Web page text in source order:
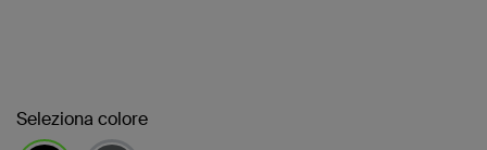
Seleziona colore